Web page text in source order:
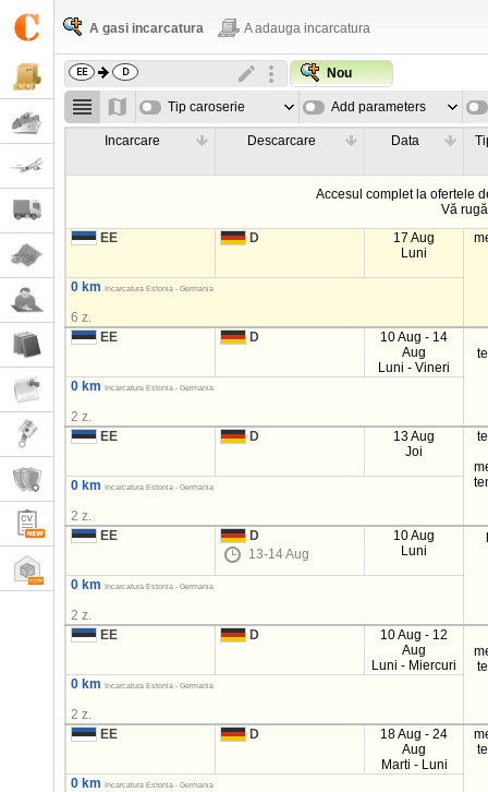
A gasi incarcatura A adauga incarcatura
Nou
Tip caroserie Add parameters
Incarcare Descarcare Data
Accesul complet la ofertele
Vă
EE
D
17 Aug
Luni
0 km Incarcatura Estonia - Germania
6 z.
EE
D
10 Aug - 14
Aug
Luni - Vineri
0 km Incarcatura Estonia - Germania
2 z.
EE
D
13 Aug
Joi
0 km Incarcatura Estonia - Germania
2 z.
EE
D
13-14 Aug
10 Aug
Luni
0 km Incarcatura Estonia - Germania
2 z.
EE
D
10 Aug - 12
Aug
Luni - Miercuri
0 km
Incarcatura Estonia - Germania
2 z.
EE
D
18 Aug - 24
Aug
Marti - Luni
0 km Incarcatura Estonia - Germania